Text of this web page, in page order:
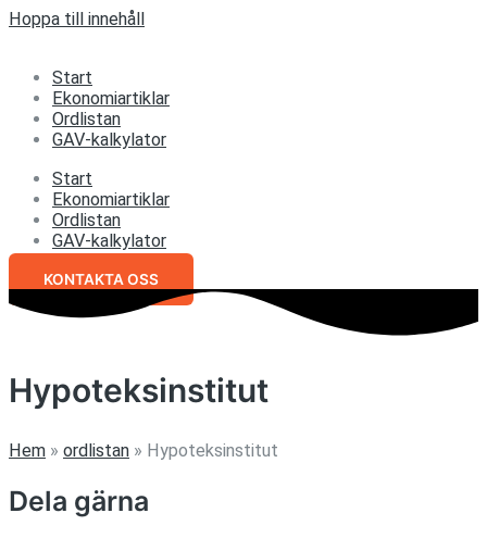
Hoppa till innehåll
Start
Ekonomiartiklar
Ordlistan
GAV-kalkylator
Start
Ekonomiartiklar
Ordlistan
GAV-kalkylator
KONTAKTA OSS
Hypoteksinstitut
Hem » ordlistan » Hypoteksinstitut
Dela gärna